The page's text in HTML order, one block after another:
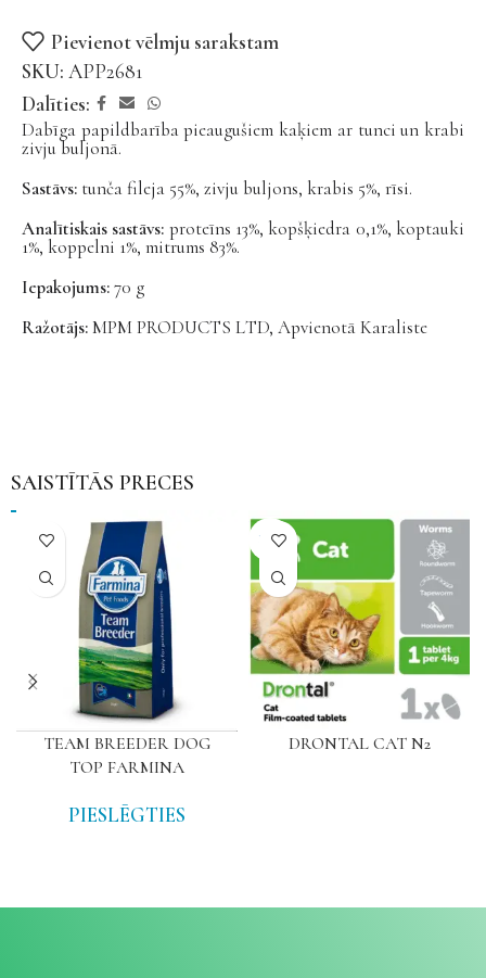
Pievienot vēlmju sarakstam
SKU: APP2681
Dalīties:
Dabīga papildbarība pieaugušiem kaķiem ar tunci un krabi
zivju buljonā.
Sastāvs: tunča fileja 55%, zivju buljons, krabis 5%, rīsi.
Analītiskais sastāvs: proteīns 13%, kopšķiedra 0,1%, koptauki
1%, koppelni 1%, mitrums 83%.
Iepakojums:70 g
Ražotājs:MPM PRODUCTS LTD, Apvienotā Karaliste
SAISTĪTĀS PRECES
TEAM BREEDER DOG
TOP FARMINA
PIESLĒGTIES
NAV
DRONTAL CAT N2